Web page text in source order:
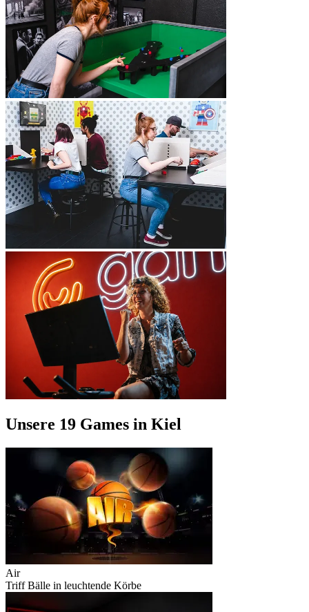
Unsere 19 Games in Kiel
Air
Triff Bälle in leuchtende Körbe